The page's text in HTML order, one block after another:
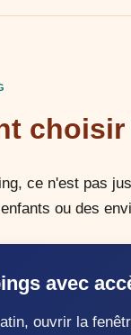
ce n'est pas
ou des
avec
ouvrir la